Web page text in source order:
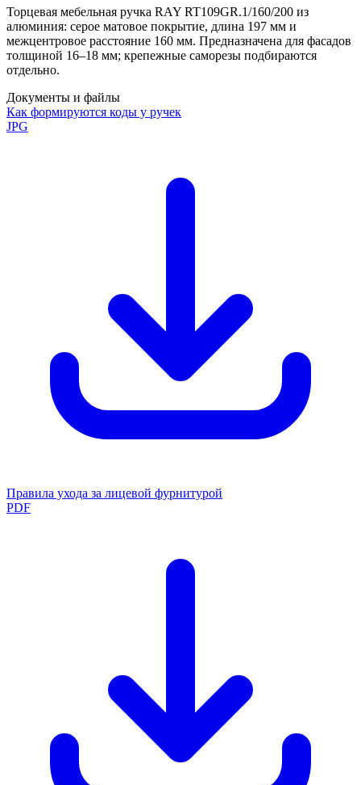
Торцевая мебельная ручка RAY RT109GR.1/160/200 из
алюминия: серое матовое покрытие, длина 197 мм и
межцентровое расстояние 160 мм. Предназначена для фасадов
толщиной 16–18 мм; крепежные саморезы подбираются
отдельно.
Документы и файлы
Как формируются коды у ручек
JPG
Правила ухода за лицевой фурнитурой
PDF